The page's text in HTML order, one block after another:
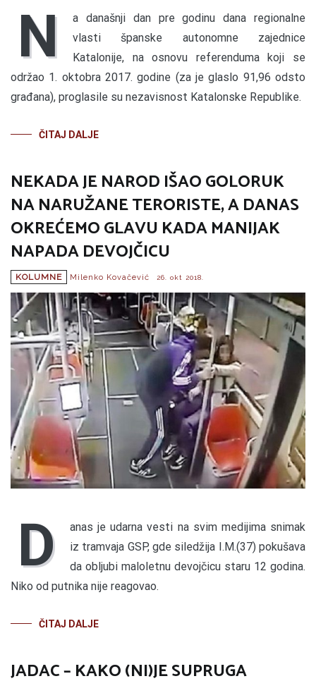
N
a današnji dan pre godinu dana regionalne
vlasti španske autonomne zajednice
Katalonije, na osnovu referenduma koji se
održao 1. oktobra 2017. godine (za je glaslo 91,96 odsto
građana), proglasile su nezavisnost Katalonske Republike.
ČITAJ DALJE
NEKADA JE NAROD IŠAO GOLORUK
NA NARUŽANE TERORISTE, A DANAS
OKREĆEMO GLAVU KADA MANIJAK
NAPADA DEVOJČICU
KOLUMNE Milenko Kovačević 26. okt 2018.
D
anas je udarna vesti na svim medijima snimak
iz tramvaja GSP, gde siledžija I.M.(37) pokušava
da obljubi maloletnu devojčicu staru 12 godina.
Niko od putnika nije reagovao.
ČITAJ DALJE
JADAC – KAKO (NI)JE SUPRUGA